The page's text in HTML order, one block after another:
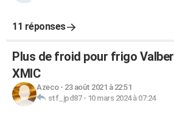
11 réponses
Plus de froid pour frigo
XMIC
Azeco- 23 août 2021 à 22:51
stf_jpd87- 10 mars 2024 à 07:24